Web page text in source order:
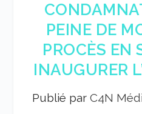
PEINE DE
PROCÈS EN
INAUGURER
Publié par C4N